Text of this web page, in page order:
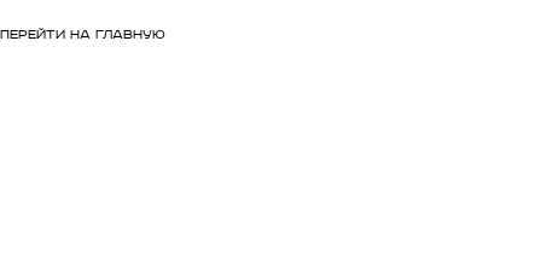
ПЕРЕЙТИ НА ГЛАВНУЮ